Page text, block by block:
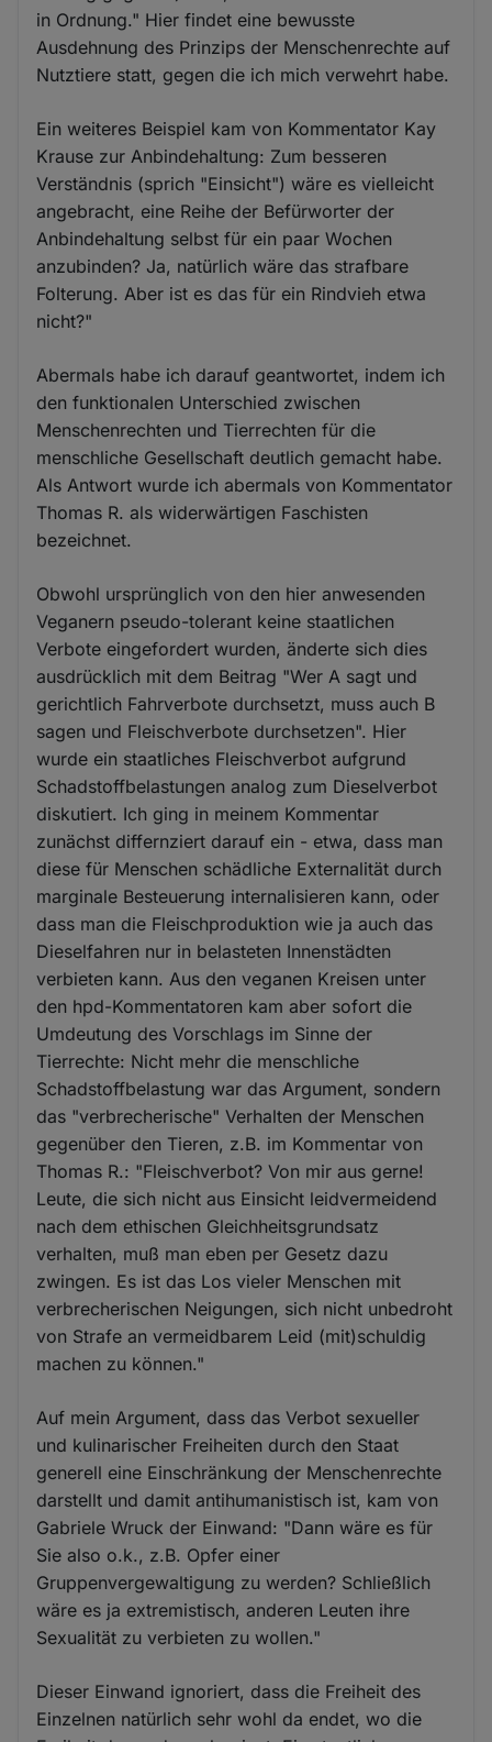
in Ordnung." Hier findet eine bewusste
Ausdehnung des Prinzips der Menschenrechte auf
Nutztiere statt, gegen die ich mich verwehrt habe.
Ein weiteres Beispiel kam von Kommentator Kay
Krause zur Anbindehaltung: Zum besseren
Verständnis (sprich "Einsicht") wäre es vielleicht
angebracht, eine Reihe der Befürworter der
Anbindehaltung selbst für ein paar Wochen
anzubinden? Ja, natürlich wäre das strafbare
Folterung. Aber ist es das für ein Rindvieh etwa
nicht?"
Abermals habe ich darauf geantwortet, indem ich
den funktionalen Unterschied zwischen
Menschenrechten und Tierrechten für die
menschliche Gesellschaft deutlich gemacht habe.
Als Antwort wurde ich abermals von Kommentator
Thomas R. als widerwärtigen Faschisten
bezeichnet.
Obwohl ursprünglich von den hier anwesenden
Veganern pseudo-tolerant keine staatlichen
Verbote eingefordert wurden, änderte sich dies
ausdrücklich mit dem Beitrag "Wer A sagt und
gerichtlich Fahrverbote durchsetzt, muss auch B
sagen und Fleischverbote durchsetzen". Hier
wurde ein staatliches Fleischverbot aufgrund
Schadstoffbelastungen analog zum Dieselverbot
diskutiert. Ich ging in meinem Kommentar
zunächst differnziert darauf ein - etwa, dass man
diese für Menschen schädliche Externalität durch
marginale Besteuerung internalisieren kann, oder
dass man die Fleischproduktion wie ja auch das
Dieselfahren nur in belasteten Innenstädten
verbieten kann. Aus den veganen Kreisen unter
den hpd-Kommentatoren kam aber sofort die
Umdeutung des Vorschlags im Sinne der
Tierrechte: Nicht mehr die menschliche
Schadstoffbelastung war das Argument, sondern
das "verbrecherische" Verhalten der Menschen
gegenüber den Tieren, z.B. im Kommentar von
Thomas R.: "Fleischverbot? Von mir aus gerne!
Leute, die sich nicht aus Einsicht leidvermeidend
nach dem ethischen Gleichheitsgrundsatz
verhalten, muß man eben per Gesetz dazu
zwingen. Es ist das Los vieler Menschen mit
verbrecherischen Neigungen, sich nicht unbedroht
von Strafe an vermeidbarem Leid (mit)schuldig
machen zu können."
Auf mein Argument, dass das Verbot sexueller
und kulinarischer Freiheiten durch den Staat
generell eine Einschränkung der Menschenrechte
darstellt und damit antihumanistisch ist, kam von
Gabriele Wruck der Einwand: "Dann wäre es für
Sie also o.k., z.B. Opfer einer
Gruppenvergewaltigung zu werden? Schließlich
wäre es ja extremistisch, anderen Leuten ihre
Sexualität zu verbieten zu wollen."
Dieser Einwand ignoriert, dass die Freiheit des
Einzelnen natürlich sehr wohl da endet, wo die